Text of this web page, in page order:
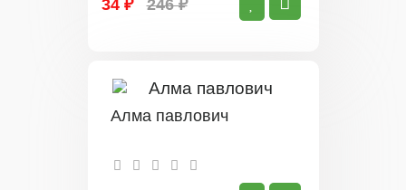
34 ₽ 246 ₽
Алма павлович